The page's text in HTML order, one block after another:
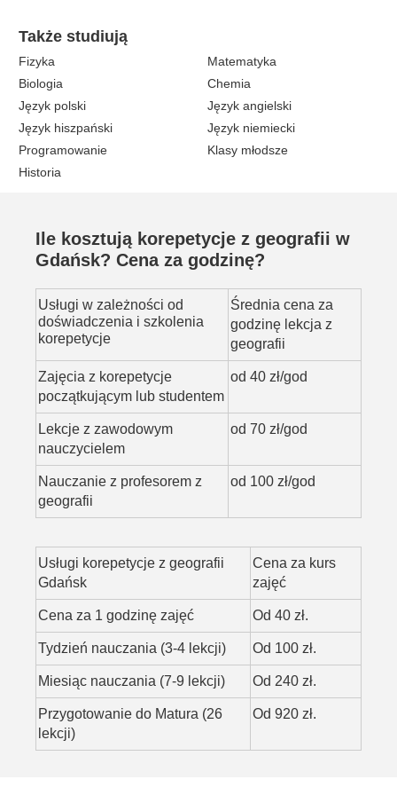
Także studiują
Fizyka
Matematyka
Biologia
Chemia
Język polski
Język angielski
Język hiszpański
Język niemiecki
Programowanie
Klasy młodsze
Historia
Ile kosztują korepetycje z geografii w
Gdańsk? Cena za godzinę?
Usługi w zależności od
doświadczenia i szkolenia
korepetycje
Średnia cena za
godzinę lekcja z
geografii
Zajęcia z korepetycje
początkującym lub studentem
od 40 zł/god
Lekcje z zawodowym
nauczycielem
od 70 zł/god
Nauczanie z profesorem z
geografii
od 100 zł/god
Usługi korepetycje z geografii
Gdańsk
Cena za kurs
zajęć
Cena za 1 godzinę zajęć Od 40 zł.
Tydzień nauczania (3-4 lekcji) Od 100 zł.
Miesiąc nauczania (7-9 lekcji) Od 240 zł.
Przygotowanie do Matura (26
lekcji)
Od 920 zł.